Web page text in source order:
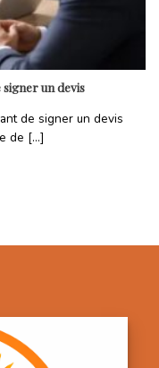
un devis
de signer un devis
de [...]